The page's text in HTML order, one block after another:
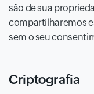
são de sua
compartilharemos
sem o seu
Criptografia